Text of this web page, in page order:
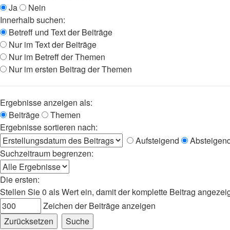
Ja
Nein
Innerhalb suchen:
Betreff und Text der Beiträge
Nur im Text der Beiträge
Nur im Betreff der Themen
Nur im ersten Beitrag der Themen
Ergebnisse anzeigen als:
Beiträge
Themen
Ergebnisse sortieren nach:
Aufsteigend
Suchzeitraum begrenzen:
Die ersten:
Stellen Sie 0 als Wert ein, damit der komplette Beitrag
Zeichen der Beiträge anzeigen